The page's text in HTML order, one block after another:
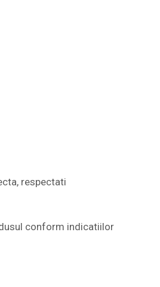
respectati
conform indicatiilor